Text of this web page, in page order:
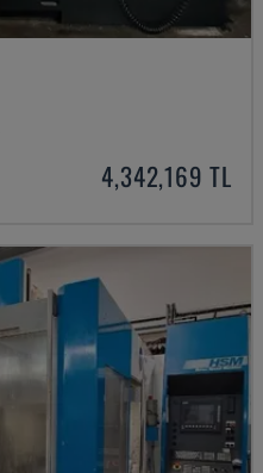
4,342,169 TL